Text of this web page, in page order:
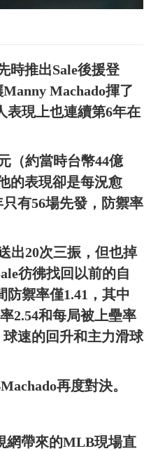
時推出Sale後援登
Machado揮了
表現上也連續第6年在
（約當時台幣44億
的表現卻是每況愈
有56場先發，防禦率
出20次三振，但也掉
彷彿找回以前的自
防禦率僅1.41，其中
2.54和每局被上壘率
速的回升和主力滑球
再度對決。
網帶來的MLB現場直